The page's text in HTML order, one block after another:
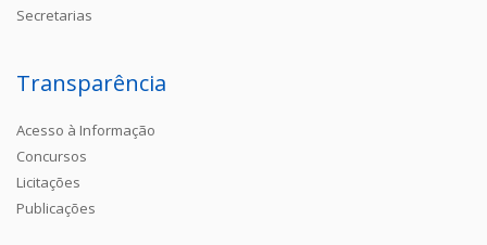
Secretarias
Transparência
Acesso à Informação
Concursos
Licitações
Publicações